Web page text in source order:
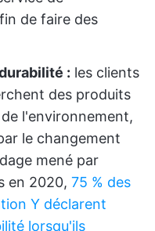
de faire des
: les clients
des produits
l'environnement,
le changement
mené par
en 2020, 75 % des
Y déclarent
lorsqu'ils